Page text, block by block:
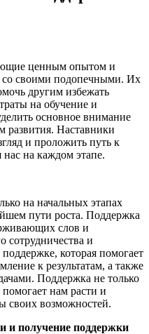
ценным опытом и
со своими подопечными. Их
другим избежать
на обучение и
основное внимание
развития. Наставники
и проложить путь к
нас на каждом этапе.
на начальных этапах
пути роста. Поддержка
слов и
сотрудничества и
которая помогает
к результатам, а также
Поддержка не только
нам расти и
своих возможностей.
и получение поддержки